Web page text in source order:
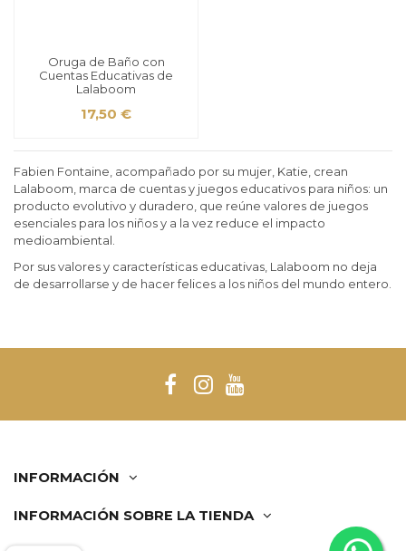
Fabien Fontaine, acompañado por su mujer, Katie, crean
Lalaboom, marca de cuentas y juegos educativos para niños: un
producto evolutivo y duradero, que reúne valores de juegos
esenciales para los niños y a la vez reduce el impacto
medioambiental.
Por sus valores y características educativas, Lalaboom no deja
de desarrollarse y de hacer felices a los niños del mundo entero.
Oruga de Baño con
Cuentas Educativas de
Lalaboom
17,50 €
INFORMACIÓN
INFORMACIÓN SOBRE LA TIENDA